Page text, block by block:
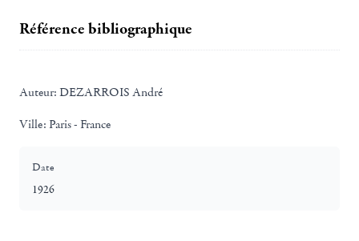
Référence bibliographique
Auteur: DEZARROIS André
Ville: Paris - France
Date
1926